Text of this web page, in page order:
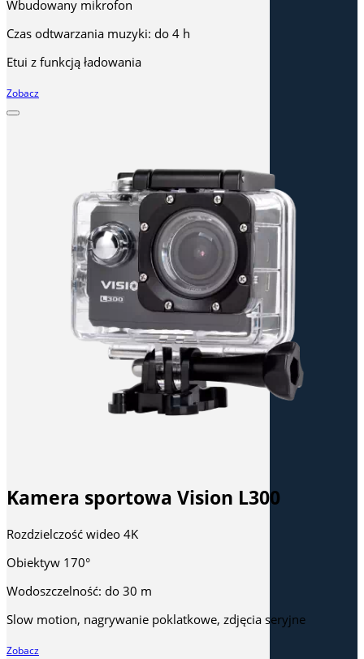
Wbudowany mikrofon
Czas odtwarzania muzyki: do 4 h
Etui z funkcją ładowania
Zobacz
Kamera sportowa Vision L300
Rozdzielczość wideo 4K
Obiektyw 170°
Wodoszczelność: do 30 m
Slow motion, nagrywanie poklatkowe, zdjęcia seryjne
Zobacz